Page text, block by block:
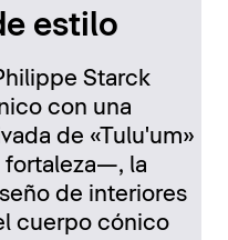
estilo
Starck
con una
de «Tulu'um»
fortaleza—, la
de interiores
cuerpo cónico